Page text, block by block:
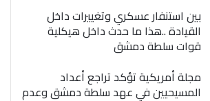
بين استنفار عسكري وتغييرات داخل
القيادة ..هذا ما حدث داخل هيكلية
قوات سلطة دمشق
مجلة أمريكية تؤكد تراجع أعداد
المسيحيين في عهد سلطة دمشق وعدم